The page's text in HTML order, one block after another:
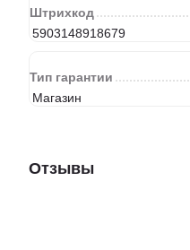
Штрихкод
5903148918679
Тип гарантии
Магазин
Отзывы